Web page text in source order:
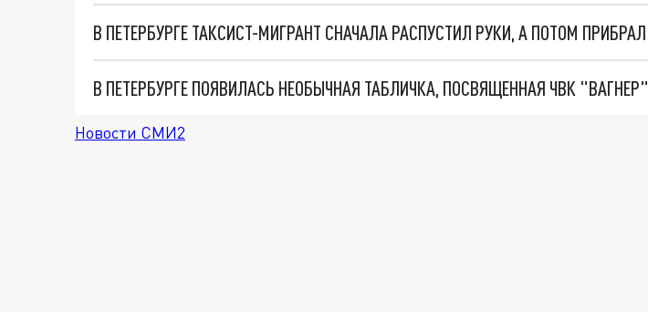
В ПЕТЕРБУРГЕ ПОЯВИЛАСЬ НЕОБЫЧНАЯ ТАБЛИЧКА, ПОСВЯЩЕННАЯ ЧВК "ВАГНЕР"
Новости СМИ2